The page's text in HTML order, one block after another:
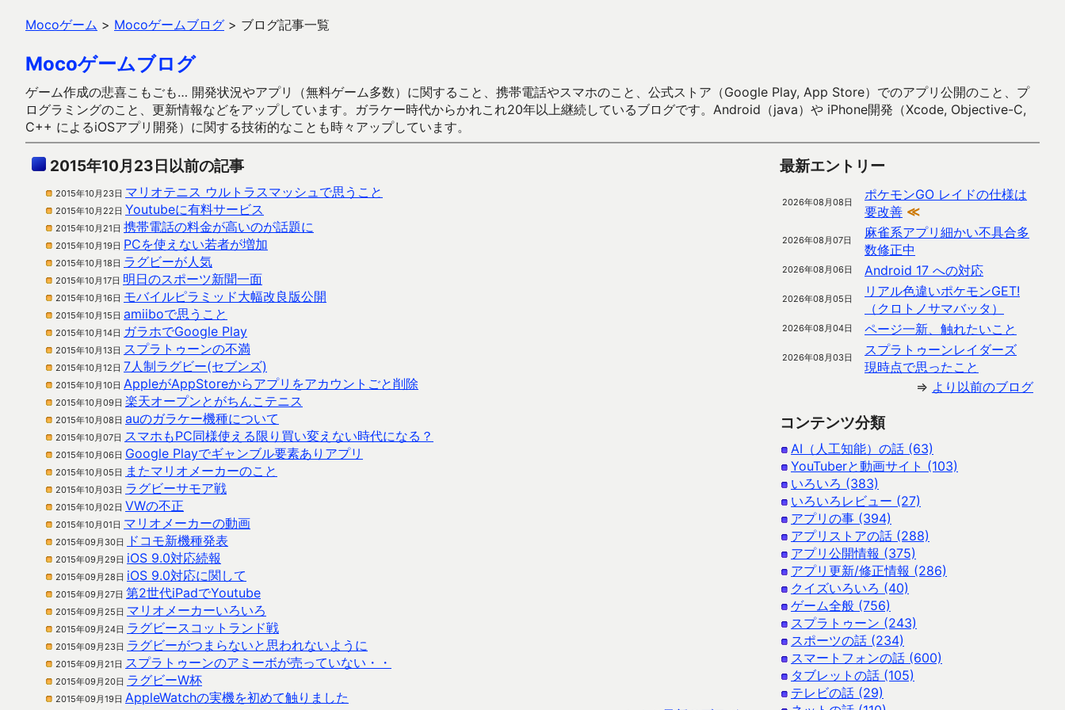
Mocoゲーム > Mocoゲームブログ > ブログ記事一覧
Mocoゲームブログ
ゲーム作成の悲喜こもごも… 開発状況やアプリ（無料ゲーム多数）に関すること、携帯電話やスマホのこと、公式ストア（Google Play, App Store）でのアプリ公開のこと、プ
ログラミングのこと、更新情報などをアップしています。ガラケー時代からかれこれ20年以上継続しているブログです。Android（java）や iPhone開発（Xcode, Objective-C,
C++ によるiOSアプリ開発）に関する技術的なことも時々アップしています。
2015年10月23日以前の記事
2015年10月23日 マリオテニス ウルトラスマッシュで思うこと
2015年10月22日 Youtubeに有料サービス
2015年10月21日 携帯電話の料金が高いのが話題に
2015年10月19日 PCを使えない若者が増加
2015年10月18日 ラグビーが人気
2015年10月17日 明日のスポーツ新聞一面
2015年10月16日 モバイルピラミッド大幅改良版公開
2015年10月15日 amiiboで思うこと
2015年10月14日 ガラホでGoogle Play
2015年10月13日 スプラトゥーンの不満
2015年10月12日 7人制ラグビー(セブンズ)
2015年10月10日 AppleがAppStoreからアプリをアカウントごと削除
2015年10月09日 楽天オープンとがちんこテニス
2015年10月08日 auのガラケー機種について
2015年10月07日 スマホもPC同様使える限り買い変えない時代になる？
2015年10月06日 Google Playでギャンブル要素ありアプリ
2015年10月05日 またマリオメーカーのこと
2015年10月03日 ラグビーサモア戦
2015年10月02日 VWの不正
2015年10月01日 マリオメーカーの動画
2015年09月30日 ドコモ新機種発表
2015年09月29日 iOS 9.0対応続報
2015年09月28日 iOS 9.0対応に関して
2015年09月27日 第2世代iPadでYoutube
2015年09月25日 マリオメーカーいろいろ
2015年09月24日 ラグビースコットランド戦
2015年09月23日 ラグビーがつまらないと思われないように
2015年09月21日 スプラトゥーンのアミーボが売っていない・・
2015年09月20日 ラグビーW杯
2015年09月19日 AppleWatchの実機を初めて触りました
最新エントリー
2026年08月08日
ポケモンGO レイドの仕様は
要改善 ≪
2026年08月07日
麻雀系アプリ細かい不具合多
数修正中
2026年08月06日 Android 17 への対応
2026年08月05日
リアル色違いポケモンGET!
（クロトノサマバッタ）
2026年08月04日 ページ一新、触れたいこと
2026年08月03日
スプラトゥーンレイダーズ
現時点で思ったこと
⇒ より以前のブログ
コンテンツ分類
AI（人工知能）の話 (63)
YouTuberと動画サイト (103)
いろいろ (383)
いろいろレビュー (27)
アプリの事 (394)
アプリストアの話 (288)
アプリ公開情報 (375)
アプリ更新/修正情報 (286)
クイズいろいろ (40)
ゲーム全般 (756)
スプラトゥーン (243)
スポーツの話 (234)
スマートフォンの話 (600)
タブレットの話 (105)
テレビの話 (29)